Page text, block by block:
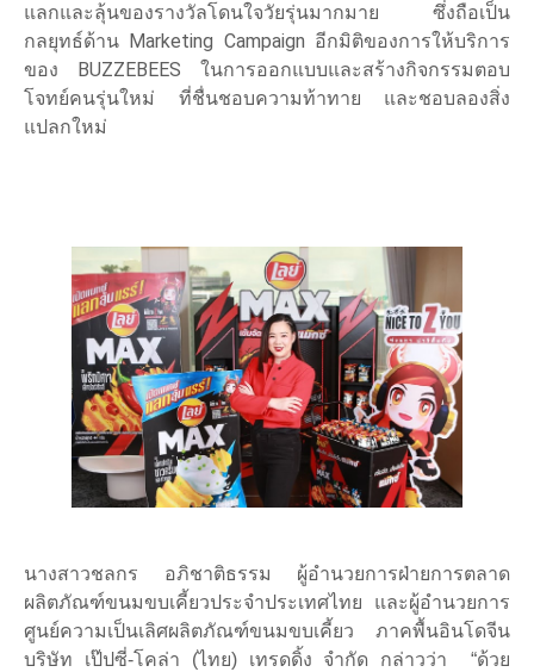
แลกและลุ้นของรางวัลโดนใจวัยรุ่นมากมาย ซึ่งถือเป็น
กลยุทธ์ด้าน Marketing Campaign อีกมิติของการให้บริการ
ของ BUZZEBEES ในการออกแบบและสร้างกิจกรรมตอบ
โจทย์คนรุ่นใหม่ ที่ชื่นชอบความท้าทาย และชอบลองสิ่ง
แปลกใหม่
นางสาวชลกร อภิชาติธรรม ผู้อำนวยการฝ่ายการตลาด
ผลิตภัณฑ์ขนมขบเคี้ยวประจำประเทศไทย และผู้อำนวยการ
ศูนย์ความเป็นเลิศผลิตภัณฑ์ขนมขบเคี้ยว ภาคพื้นอินโดจีน
บริษัท เป๊ปซี่-โคล่า (ไทย) เทรดดิ้ง จำกัด กล่าวว่า “ด้วย